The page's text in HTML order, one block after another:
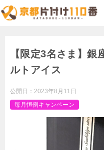
【限定3名さま】銀
ルトアイス
公開日： 2023年8月11日
毎月恒例キャンペーン